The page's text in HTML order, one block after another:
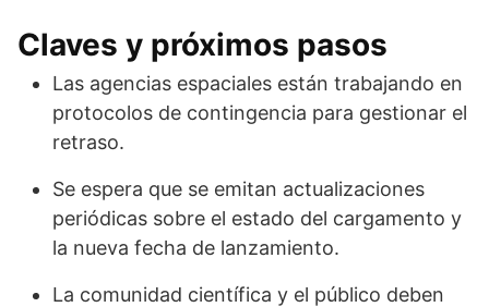
Claves y próximos pasos
Las agencias espaciales están trabajando en
protocolos de contingencia para gestionar el
retraso.
Se espera que se emitan actualizaciones
periódicas sobre el estado del cargamento y
la nueva fecha de lanzamiento.
La comunidad científica y el público deben